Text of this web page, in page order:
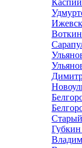
Ижевск
Губкин